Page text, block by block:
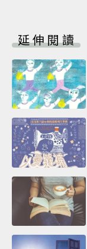
延伸閱讀